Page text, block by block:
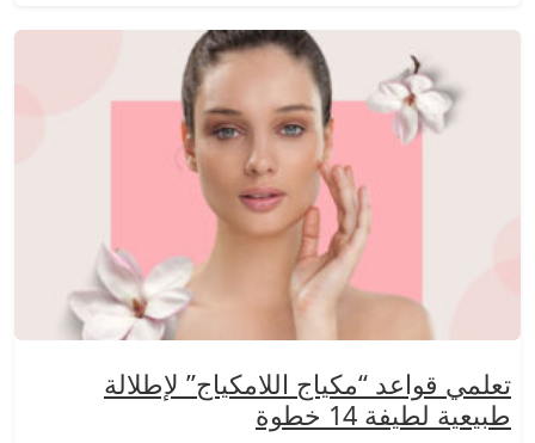
تعلمي قواعد “مكياج اللامكياج” لإطلالة
طبيعية لطيفة 14 خطوة